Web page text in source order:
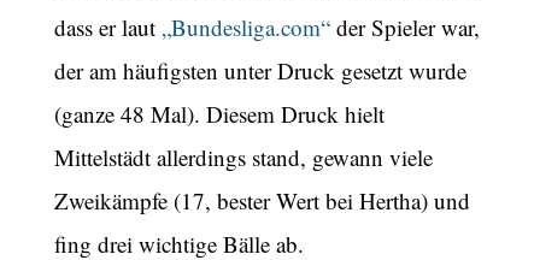
dass er laut „Bundesliga.com“der Spieler war,
der am häufigsten unter Druck gesetzt wurde
(ganze 48 Mal). Diesem Druck hielt
Mittelstädt allerdings stand, gewann viele
Zweikämpfe (17, bester Wert bei Hertha) und
fing drei wichtige Bälle ab.